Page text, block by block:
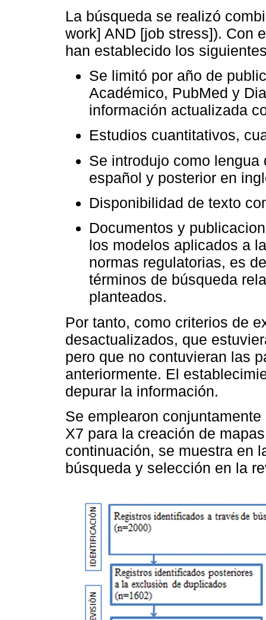
La búsqueda se realizó
work] AND [job stress]). Con
han establecido los
Se limitó por año de
Académico, PubMed y
información actualizada
Estudios cuantitativos,
Se introdujo como
español y posterior en
Disponibilidad de texto
Documentos y
los modelos aplicados a
normas regulatorias, es
términos de búsqueda
planteados.
Por tanto, como criterios de
desactualizados, que
pero que no contuvieran las
anteriormente. El
depurar la información.
Se emplearon
X7 para la creación de
continuación, se muestra en
búsqueda y selección en la